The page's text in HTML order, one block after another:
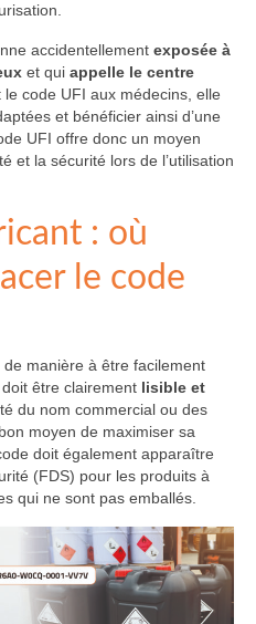
accidentellement exposée à
et qui appelle le centre
code UFI aux médecins, elle
et bénéficier ainsi d’une
UFI offre donc un moyen
et la sécurité lors de l’utilisation
: où
le code
de manière à être facilement
être clairement lisible et
du nom commercial ou des
moyen de maximiser sa
doit également apparaître
(FDS) pour les produits à
qui ne sont pas emballés.